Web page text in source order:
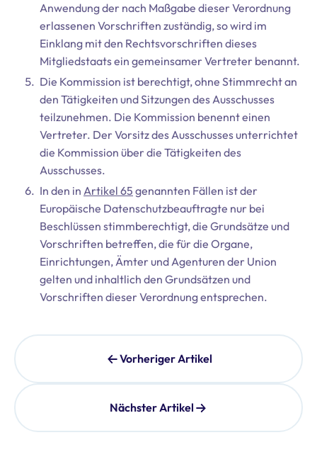
Anwendung der nach Maßgabe dieser Verordnung
erlassenen Vorschriften zuständig, so wird im
Einklang mit den Rechtsvorschriften dieses
Mitgliedstaats ein gemeinsamer Vertreter benannt.
Die Kommission ist berechtigt, ohne Stimmrecht an
den Tätigkeiten und Sitzungen des Ausschusses
teilzunehmen. Die Kommission benennt einen
Vertreter. Der Vorsitz des Ausschusses unterrichtet
die Kommission über die Tätigkeiten des
Ausschusses.
In den in Artikel 65 genannten Fällen ist der
Europäische Datenschutzbeauftragte nur bei
Beschlüssen stimmberechtigt, die Grundsätze und
Vorschriften betreffen, die für die Organe,
Einrichtungen, Ämter und Agenturen der Union
gelten und inhaltlich den Grundsätzen und
Vorschriften dieser Verordnung entsprechen.
Vorheriger Artikel
Nächster Artikel